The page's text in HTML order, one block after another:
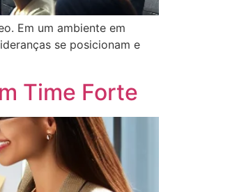
Em um ambiente em
se posicionam e
Time Forte